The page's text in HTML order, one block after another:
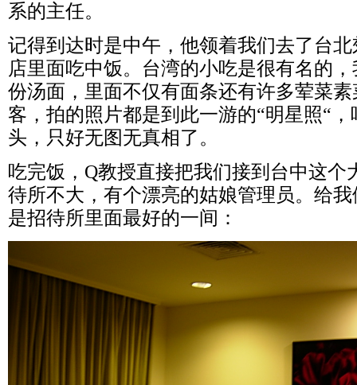
系的主任。
记得到达时是中午，他领着我们去了台
店里面吃中饭。台湾的小吃是很有名的
份汤面，里面不仅有面条还有许多荤菜
客，拍的照片都是到此一游的“明星照“
头，只好无图无真相了。
吃完饭，Q教授直接把我们接到台中这个
待所不大，有个漂亮的姑娘管理员。给
是招待所里面最好的一间：